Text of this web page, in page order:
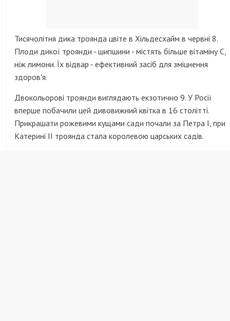
Тисячолітня дика троянда цвіте в Хільдесхайм в червні 8.
Плоди дикої троянди - шипшини - містять більше вітаміну С,
ніж лимони. Їх відвар - ефективний засіб для зміцнення
здоров'я.
Двокольорові троянди виглядають екзотично 9. У Росії
вперше побачили цей дивовижний квітка в 16 столітті.
Прикрашати рожевими кущами сади почали за Петра I, при
Катерині II троянда стала королевою царських садів.